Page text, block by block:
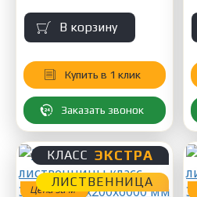
В корзину
Купить в 1 клик
Заказать звонок
Цена за м3
КЛАСС ЭКСТРА
ЛИСТВЕННИЦА